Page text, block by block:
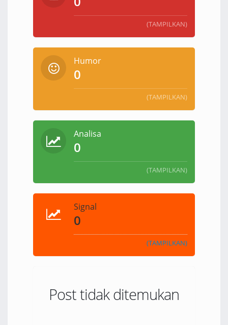
(TAMPILKAN)
Humor
0
(TAMPILKAN)
Analisa
0
(TAMPILKAN)
Signal
0
(TAMPILKAN)
Post tidak ditemukan